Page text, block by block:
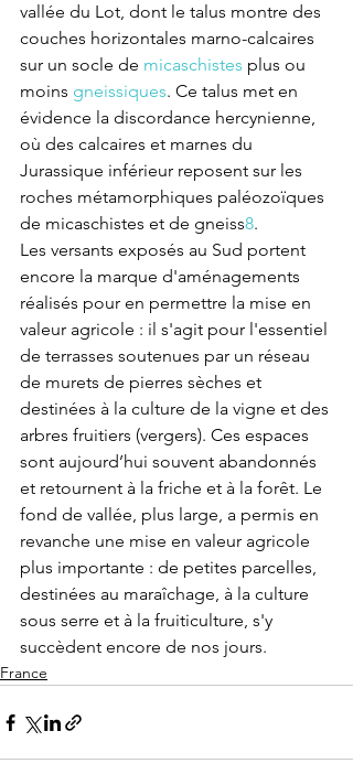
vallée du Lot, dont le talus montre des
couches horizontales marno-calcaires
sur un socle de micaschistes plus ou
moins gneissiques. Ce talus met en
évidence la discordance hercynienne,
où des calcaires et marnes du
Jurassique inférieur reposent sur les
roches métamorphiques paléozoïques
de micaschistes et de gneiss8.
Les versants exposés au Sud portent
encore la marque d'aménagements
réalisés pour en permettre la mise en
valeur agricole : il s'agit pour l'essentiel
de terrasses soutenues par un réseau
de murets de pierres sèches et
destinées à la culture de la vigne et des
arbres fruitiers (vergers). Ces espaces
sont aujourd’hui souvent abandonnés
et retournent à la friche et à la forêt. Le
fond de vallée, plus large, a permis en
revanche une mise en valeur agricole
plus importante : de petites parcelles,
destinées au maraîchage, à la culture
sous serre et à la fruiticulture, s'y
succèdent encore de nos jours.
France